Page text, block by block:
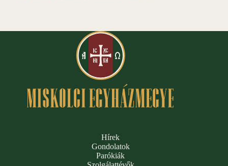
Hírek
Gondolatok
Parókiák